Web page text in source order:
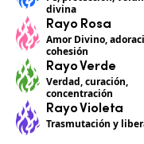
divina
Rayo Rosa
Amor Divino,
cohesión
Rayo Verde
Verdad, curación,
concentración
Rayo Violeta
Trasmutación y